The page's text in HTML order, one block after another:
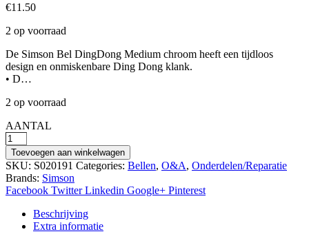
€11.50
2 op voorraad
De Simson Bel DingDong Medium chroom heeft een tijdloos
design en onmiskenbare Ding Dong klank.
• D…
2 op voorraad
AANTAL
Simson
bel
Ding
Dong
M
chr
aantal
Toevoegen aan winkelwagen
SKU: S020191 Categories: Bellen, O&A, Onderdelen/Reparatie
Brands: Simson
Facebook Twitter Linkedin Google+ Pinterest
Beschrijving
Extra informatie